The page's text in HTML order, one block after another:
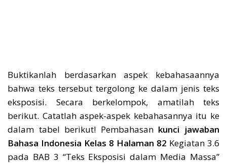
Buktikanlah berdasarkan aspek kebahasaannya
bahwa teks tersebut tergolong ke dalam jenis teks
eksposisi. Secara berkelompok, amatilah teks
berikut. Catatlah aspek-aspek kebahasannya itu ke
dalam tabel berikut! Pembahasan kunci jawaban
Bahasa Indonesia Kelas 8 Halaman 82 Kegiatan 3.6
pada BAB 3 “Teks Eksposisi dalam Media Massa”